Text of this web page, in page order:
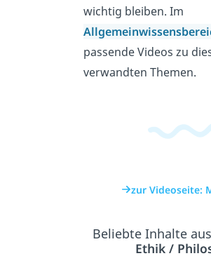
wichtig bleiben. Im
passende Videos zu
verwandten Themen.
zur Videoseite:
Beliebte Inhalte
Ethik /